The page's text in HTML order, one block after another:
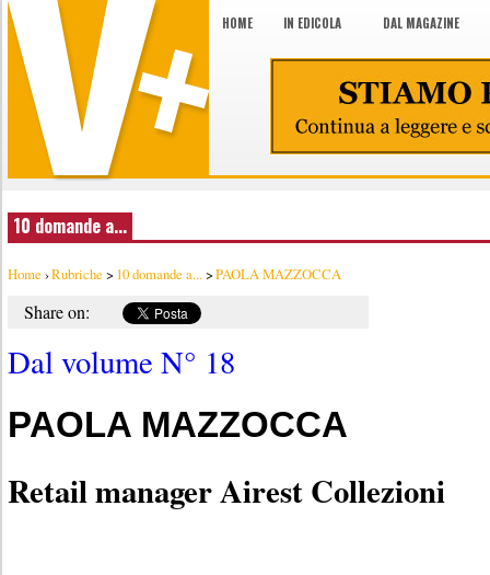
HOME IN EDICOLA DAL MAGAZINE
10 domande a...
Home ›Rubriche > 10 domande a...>PAOLA MAZZOCCA
Share on:
Dal volume N° 18
PAOLA MAZZOCCA
Retail manager Airest Collezioni